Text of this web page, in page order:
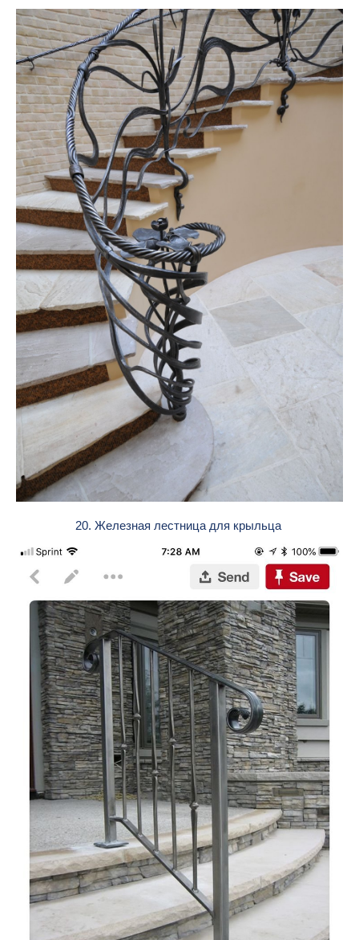
20. Железная лестница для крыльца